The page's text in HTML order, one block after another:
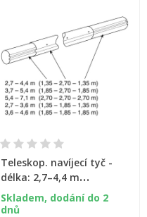
Teleskop. navíjecí tyč -
délka: 2,7–4,4 m
(eloxovaný hliník)
Skladem, dodání do 2
dnů